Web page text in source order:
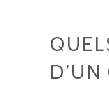
D’UN